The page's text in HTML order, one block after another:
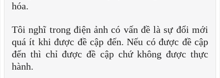
hóa.
Tôi nghĩ trong điện ảnh có vấn đề là sự đổi mới
quá ít khi được đề cập đến. Nếu có được đề cập
đến thì chỉ được đề cập chứ không được thực
hành.